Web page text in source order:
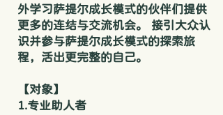
外学习萨提尔成长模式的伙伴们提供
更多的连结与交流机会。 接引大众认
识并参与萨提尔成长模式的探索旅
程，活出更完整的自己。
【对象】
1.专业助人者